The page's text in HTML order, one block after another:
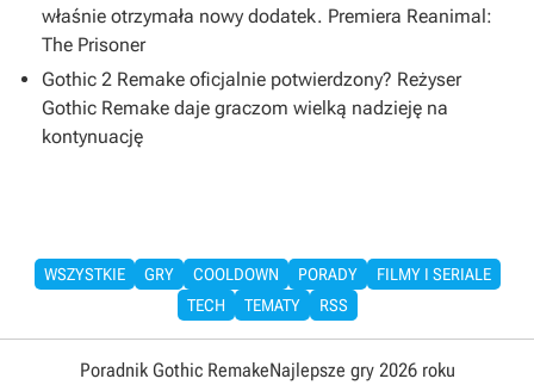
właśnie otrzymała nowy dodatek. Premiera Reanimal:
The Prisoner
Gothic 2 Remake oficjalnie potwierdzony? Reżyser
Gothic Remake daje graczom wielką nadzieję na
kontynuację
WSZYSTKIE GRY COOLDOWN PORADY
FILMY I SERIALE
TECH
TEMATY RSS
Poradnik Gothic RemakeNajlepsze gry 2026 roku